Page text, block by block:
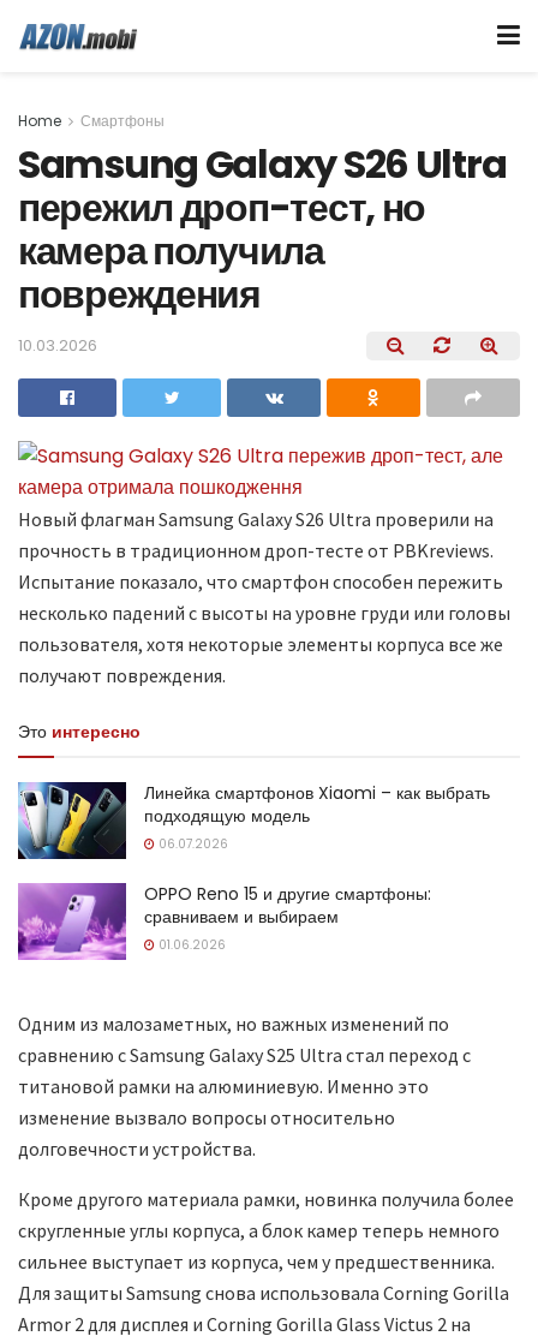
Home Смартфоны
Samsung Galaxy S26 Ultra
пережил дроп-тест, но
камера получила
повреждения
10.03.2026
Новый флагман Samsung Galaxy S26 Ultra проверили на
прочность в традиционном дроп-тесте от PBKreviews.
Испытание показало, что смартфон способен пережить
несколько падений с высоты на уровне груди или головы
пользователя, хотя некоторые элементы корпуса все же
получают повреждения.
Это интересно
Линейка смартфонов Xiaomi – как выбрать
подходящую модель
06.07.2026
OPPO Reno 15 и другие смартфоны:
сравниваем и выбираем
01.06.2026
Одним из малозаметных, но важных изменений по
сравнению с Samsung Galaxy S25 Ultra стал переход с
титановой рамки на алюминиевую. Именно это
изменение вызвало вопросы относительно
долговечности устройства.
Кроме другого материала рамки, новинка получила более
скругленные углы корпуса, а блок камер теперь немного
сильнее выступает из корпуса, чем у предшественника.
Для защиты Samsung снова использовала Corning Gorilla
Armor 2 для дисплея и Corning Gorilla Glass Victus 2 на